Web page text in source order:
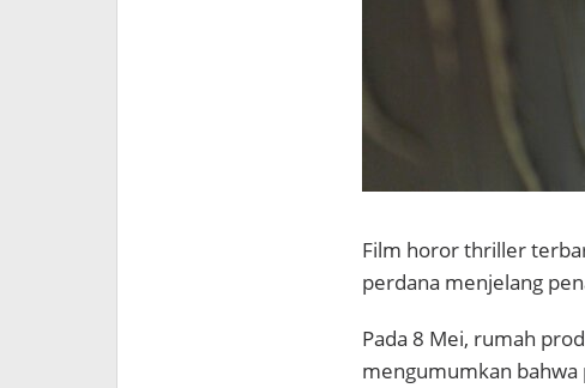
Film horor thriller
perdana menjelang
Pada 8 Mei, rumah
mengumumkan bahwa